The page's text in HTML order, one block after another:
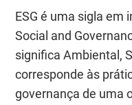
ESG é uma sigla em
Social and
significa Ambiental,
corresponde às
governança de uma